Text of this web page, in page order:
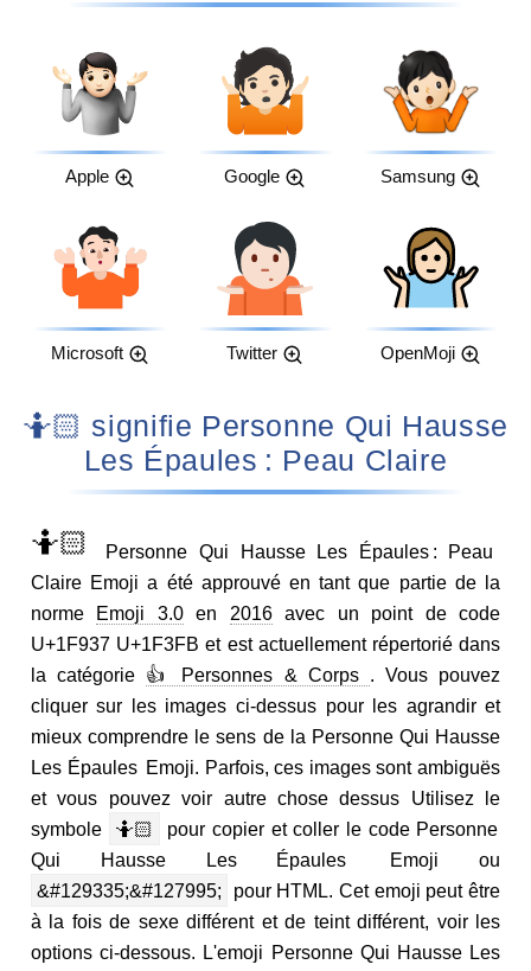
Apple Google Samsung
Microsoft Twitter OpenMoji
🤷🏻 signifie Personne Qui Hausse
Les Épaules : Peau Claire
🤷🏻
Personne Qui Hausse Les Épaules : Peau
Claire Emoji a été approuvé en tant que partie de la
norme Emoji 3.0en 2016avec un point de code
U+1F937 U+1F3FB et est actuellement répertorié dans
la catégorie 👍 Personnes & Corps . Vous pouvez
cliquer sur les images ci-dessus pour les agrandir et
mieux comprendre le sens de la Personne Qui Hausse
Les Épaules Emoji. Parfois, ces images sont ambiguës
et vous pouvez voir autre chose dessus Utilisez le
symbole
🤷🏻
pour copier et coller le code Personne
Qui Hausse Les Épaules Emoji ou
&#129335;&#127995;
pour HTML. Cet emoji peut être
à la fois de sexe différent et de teint différent, voir les
options ci-dessous. L'emoji Personne Qui Hausse Les